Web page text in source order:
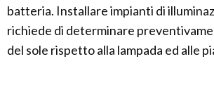
batteria. Installare impianti di
richiede di determinare
del sole rispetto alla lampada ed alle